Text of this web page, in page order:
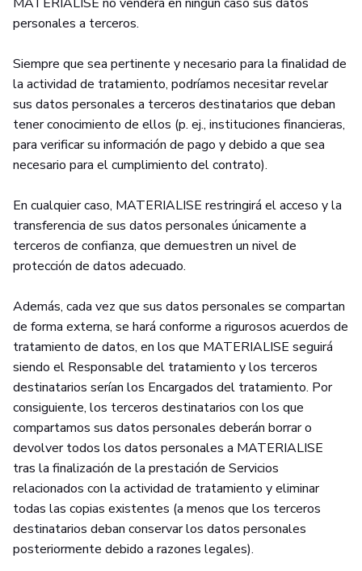
personales a terceros.
Siempre que sea pertinente y necesario para la finalidad de
la actividad de tratamiento, podríamos necesitar revelar
sus datos personales a terceros destinatarios que deban
tener conocimiento de ellos (p. ej., instituciones financieras,
para verificar su información de pago y debido a que sea
necesario para el cumplimiento del contrato).
En cualquier caso, MATERIALISE restringirá el acceso y la
transferencia de sus datos personales únicamente a
terceros de confianza, que demuestren un nivel de
protección de datos adecuado.
Además, cada vez que sus datos personales se compartan
de forma externa, se hará conforme a rigurosos acuerdos de
tratamiento de datos, en los que MATERIALISE seguirá
siendo el Responsable del tratamiento y los terceros
destinatarios serían los Encargados del tratamiento. Por
consiguiente, los terceros destinatarios con los que
compartamos sus datos personales deberán borrar o
devolver todos los datos personales a MATERIALISE
tras la finalización de la prestación de Servicios
relacionados con la actividad de tratamiento y eliminar
todas las copias existentes (a menos que los terceros
destinatarios deban conservar los datos personales
posteriormente debido a razones legales).